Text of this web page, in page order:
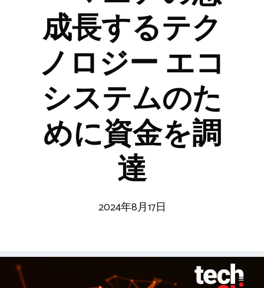
成長するテク
ノロジー エコ
システムのた
めに資金を調
達
2024年8月17日